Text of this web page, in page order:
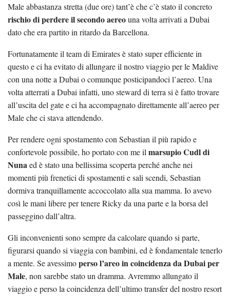
Male abbastanza stretta (due ore) tant’è che c’è stato il concreto
rischio di perdere il secondo aereouna volta arrivati a Dubai
dato che era partito in ritardo da Barcellona.
Fortunatamente il team di Emirates è stato super efficiente in
questo e ci ha evitato di allungare il nostro viaggio per le Maldive
con una notte a Dubai o comunque posticipandoci l’aereo. Una
volta atterrati a Dubai infatti, uno steward di terra si è fatto trovare
all’uscita del gate e ci ha accompagnato direttamente all’aereo per
Male che ci stava attendendo.
Per rendere ogni spostamento con Sebastian il più rapido e
confortevole possibile, ho portato con me il marsupio Cudl di
Nunaed è stato una bellissima scoperta perché anche nei
momenti più frenetici di spostamenti e sali scendi, Sebastian
dormiva tranquillamente accoccolato alla sua mamma. Io avevo
così le mani libere per tenere Ricky da una parte e la borsa del
passeggino dall’altra.
Gli inconvenienti sono sempre da calcolare quando si parte,
figurarsi quando si viaggia con bambini, ed è fondamentale tenerlo
a mente. Se avessimoperso l’areo in coincidenza da Dubai per
Male, non sarebbe stato un dramma. Avremmo allungato il
viaggio e perso la coincidenza dell’ultimo transfer del nostro resort